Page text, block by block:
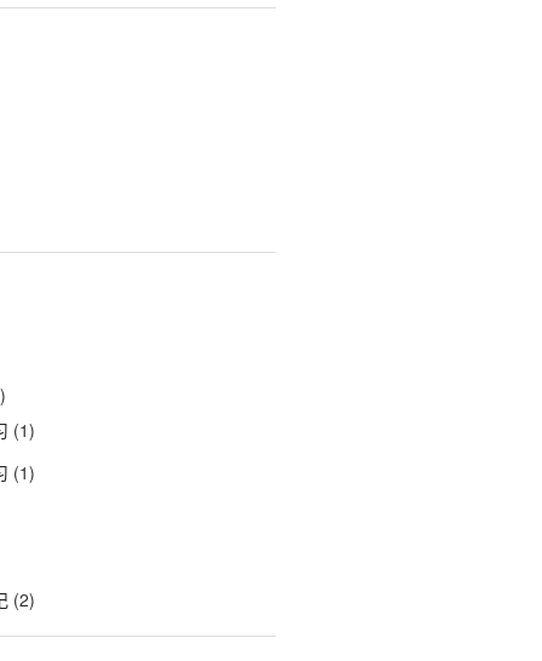
(1)
(1)
(2)